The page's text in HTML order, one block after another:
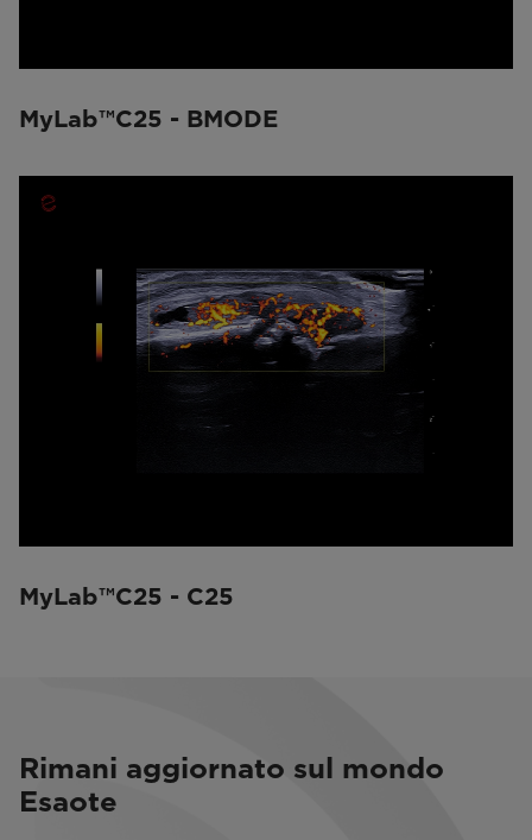
MyLab™C25 - BMODE
MyLab™C25 - C25
Rimani aggiornato sul mondo
Esaote